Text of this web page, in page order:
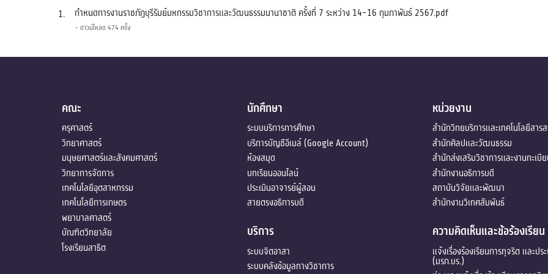
1. กำหนดการงานราชภัฏบุรีรัมย์มหกรรมวิชาการและวัฒนธรรมนานาชาติ ครั้งที่ 7 ระหว่าง 14-16 กุมภาพันธ์ 2567.pdf
- ดาวน์โหลด 474 ครั้ง
คณะ
ครุศาสตร์
วิทยาศาสตร์
มนุษยศาสตร์และสังคมศาสตร์
วิทยาการจัดการ
เทคโนโลยีอุตสาหกรรม
เทคโนโลยีการเกษตร
พยาบาลศาสตร์
บัณฑิตวิทยาลัย
โรงเรียนสาธิต
นักศึกษา
ระบบบริการการศึกษา
บริการบัญชีอีเมล์ (Google Account)
ห้องสมุด
บทเรียนออนไลน์
ประเมินอาจารย์ผู้สอน
สายตรงอธิการบดี
บริการ
ระบบจิตอาสา
ระบบคลังข้อมูลทางวิชาการ
หน่วยงาน
สำนักวิทยบริการและเทคโนโลยีสาร
สำนักศิลปและวัฒนธรรม
สำนักส่งเสริมวิชาการและงานทะเบี
สำนักงานอธิการบดี
สถาบันวิจัยและพัฒนา
สำนักงานวิเทศสัมพันธ์
ความคิดเห็นและข้อร้องเรียน
แจ้งเรื่องร้องเรียนการทุจริต และป
(มรภ.บร.)